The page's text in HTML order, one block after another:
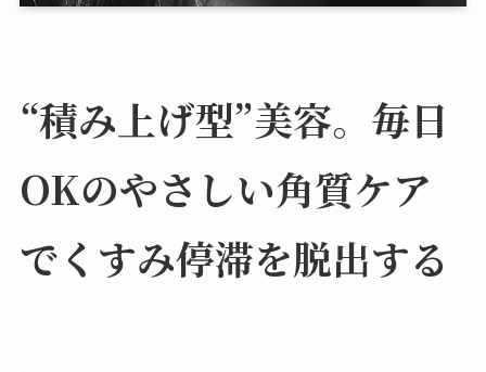
“積み上げ型”美容。毎日
OKのやさしい角質ケア
でくすみ停滞を脱出する